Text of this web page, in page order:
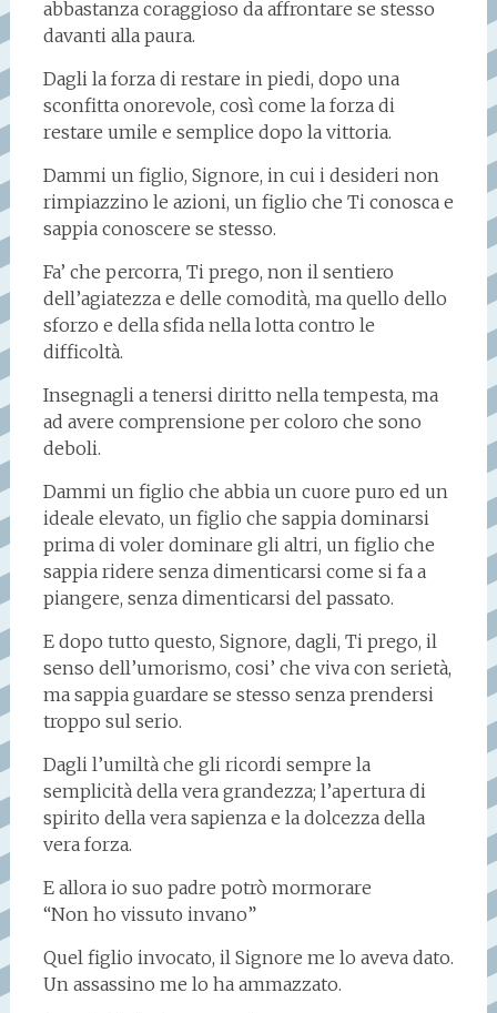
abbastanza coraggioso da affrontare se stesso
davanti alla paura.
Dagli la forza di restare in piedi, dopo una
sconfitta onorevole, così come la forza di
restare umile e semplice dopo la vittoria.
Dammi un figlio, Signore, in cui i desideri non
rimpiazzino le azioni, un figlio che Ti conosca e
sappia conoscere se stesso.
Fa’ che percorra, Ti prego, non il sentiero
dell’agiatezza e delle comodità, ma quello dello
sforzo e della sfida nella lotta contro le
difficoltà.
Insegnagli a tenersi diritto nella tempesta, ma
ad avere comprensione per coloro che sono
deboli.
Dammi un figlio che abbia un cuore puro ed un
ideale elevato, un figlio che sappia dominarsi
prima di voler dominare gli altri, un figlio che
sappia ridere senza dimenticarsi come si fa a
piangere, senza dimenticarsi del passato.
E dopo tutto questo, Signore, dagli, Ti prego, il
senso dell’umorismo, cosi’ che viva con serietà,
ma sappia guardare se stesso senza prendersi
troppo sul serio.
Dagli l’umiltà che gli ricordi sempre la
semplicità della vera grandezza; l’apertura di
spirito della vera sapienza e la dolcezza della
vera forza.
E allora io suo padre potrò mormorare
“Non ho vissuto invano”
Quel figlio invocato, il Signore me lo aveva dato.
Un assassino me lo ha ammazzato.